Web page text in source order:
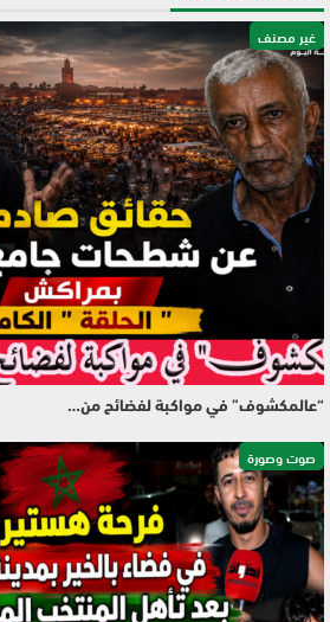
غير مصنف
“عالمكشوف” في مواكبة لفضائح من…
صوت وصورة